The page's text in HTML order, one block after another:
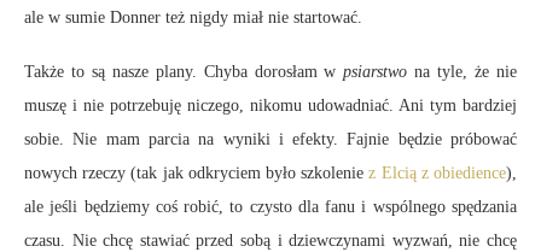
ale w sumie Donner też nigdy miał nie startować.
Także to są nasze plany. Chyba dorosłam wpsiarstwo na tyle, że nie
muszę i nie potrzebuję niczego, nikomu udowadniać. Ani tym bardziej
sobie. Nie mam parcia na wyniki i efekty. Fajnie będzie próbować
nowych rzeczy (tak jak odkryciem było szkoleniez Elcią z obiedience),
ale jeśli będziemy coś robić, to czysto dla fanu i wspólnego spędzania
czasu. Nie chcę stawiać przed sobą i dziewczynami wyzwań, nie chcę